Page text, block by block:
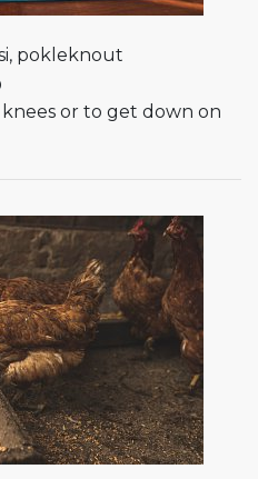
pokleknout
or to get down on